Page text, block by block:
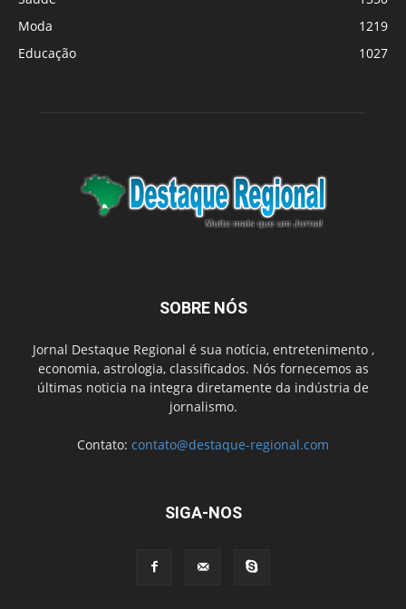
Moda
1219
Educação
1027
SOBRE NÓS
Jornal Destaque Regional é sua notícia, entretenimento ,
economia, astrologia, classificados. Nós fornecemos as
últimas noticia na integra diretamente da indústria de
jornalismo.
Contato: contato@destaque-regional.com
SIGA-NOS